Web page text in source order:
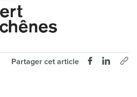
Partager cet article